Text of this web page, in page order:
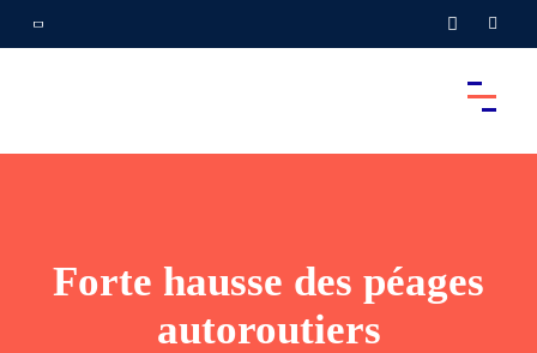
Forte hausse des péages
autoroutiers